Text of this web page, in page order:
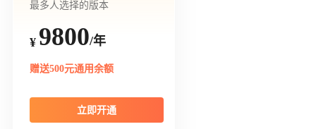
最多人选择的版本
¥ 9800/年
赠送500元通用余额
立即开通